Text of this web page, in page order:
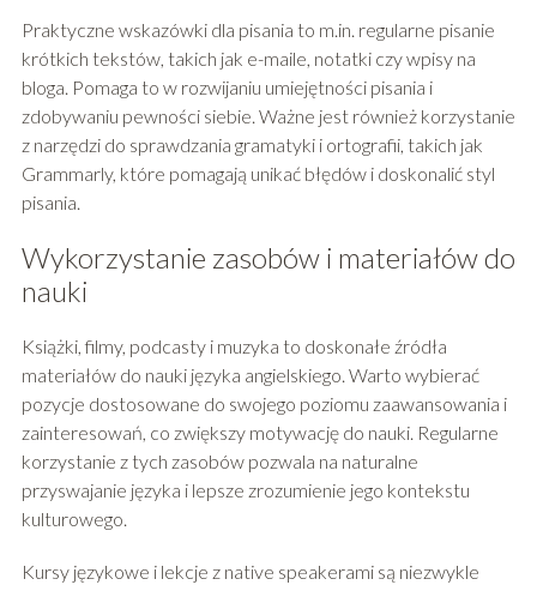
Praktyczne wskazówki dla pisania to m.in. regularne pisanie
krótkich tekstów, takich jak e-maile, notatki czy wpisy na
bloga. Pomaga to w rozwijaniu umiejętności pisania i
zdobywaniu pewności siebie. Ważne jest również korzystanie
z narzędzi do sprawdzania gramatyki i ortografii, takich jak
Grammarly, które pomagają unikać błędów i doskonalić styl
pisania.
Wykorzystanie zasobów i materiałów do
nauki
Książki, filmy, podcasty i muzyka to doskonałe źródła
materiałów do nauki języka angielskiego. Warto wybierać
pozycje dostosowane do swojego poziomu zaawansowania i
zainteresowań, co zwiększy motywację do nauki. Regularne
korzystanie z tych zasobów pozwala na naturalne
przyswajanie języka i lepsze zrozumienie jego kontekstu
kulturowego.
Kursy językowe i lekcje z native speakerami są niezwykle